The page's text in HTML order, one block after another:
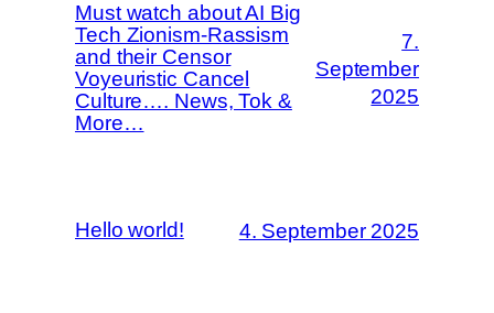
Must watch about AI Big
Tech Zionism-Rassism
and their Censor
Voyeuristic Cancel
Culture…. News, Tok &
More…
7.
September
2025
Hello world! 4. September 2025